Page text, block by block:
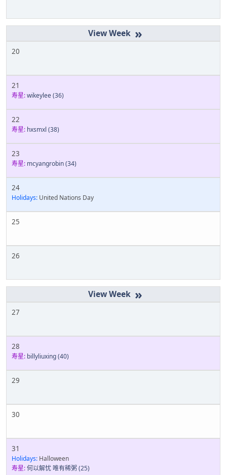
»
20
21
寿星:wikeylee(36)
22
寿星: hxsmxl (38)
23
寿星: mcyangrobin(34)
24
Holidays: United Nations Day
25
26
»
27
28
寿星: billyliuxing(40)
29
30
31
Holidays: Halloween
寿星:何以解忧 唯有稀粥(25)